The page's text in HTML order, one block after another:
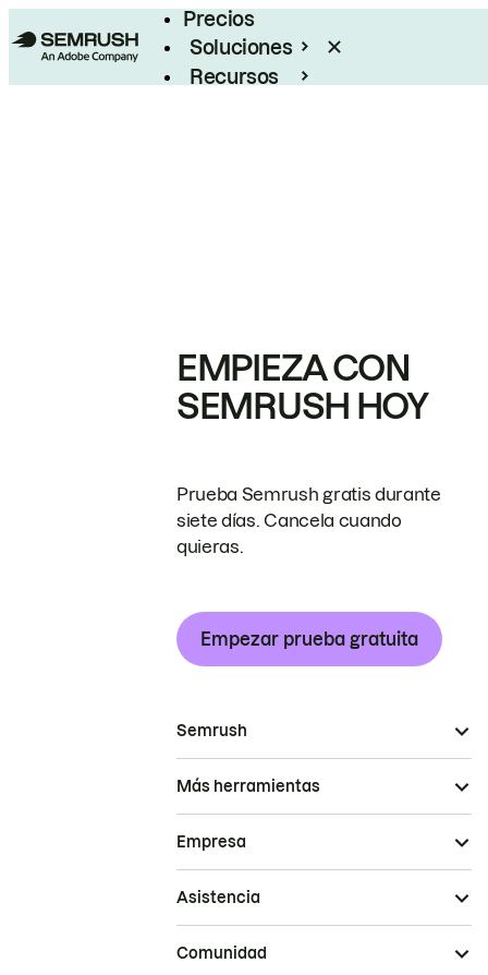
Precios
Soluciones
Recursos
EMPIEZA CON
SEMRUSH HOY
Prueba Semrush gratis durante
siete días. Cancela cuando
quieras.
Empezar prueba gratuita
Semrush
Más herramientas
Empresa
Asistencia
Comunidad